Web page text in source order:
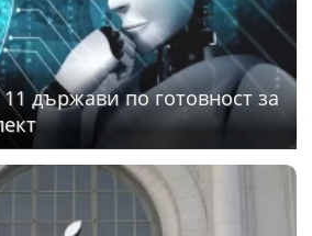
държави по готовност за